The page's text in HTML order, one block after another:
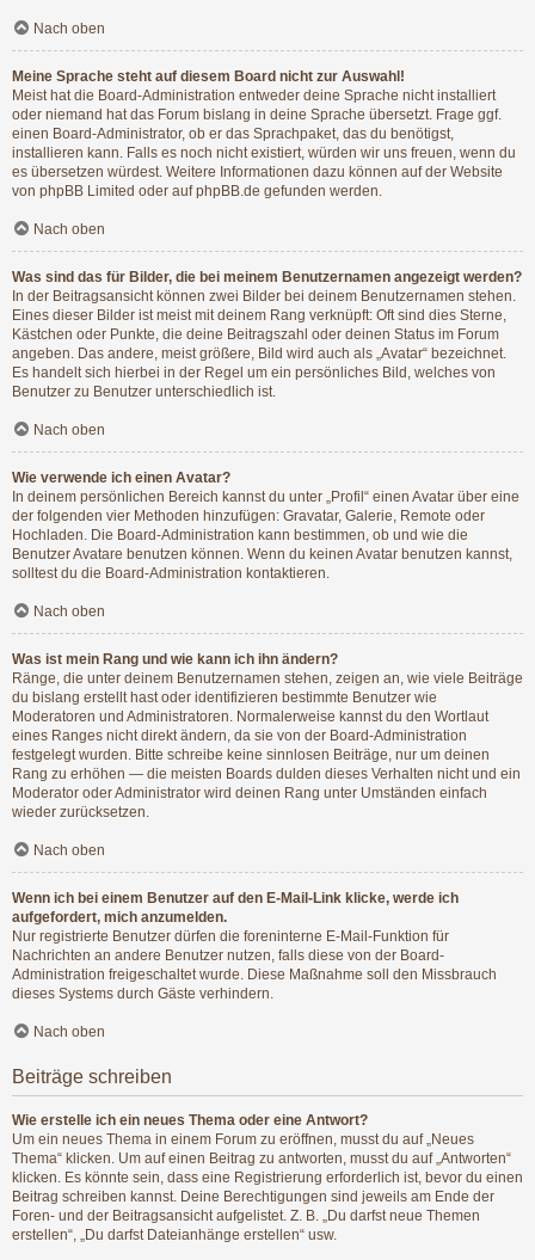
Nach oben
Meine Sprache steht auf diesem Board nicht zur Auswahl!
Meist hat die Board-Administration entweder deine Sprache nicht installiert
oder niemand hat das Forum bislang in deine Sprache übersetzt. Frage ggf.
einen Board-Administrator, ob er das Sprachpaket, das du benötigst,
installieren kann. Falls es noch nicht existiert, würden wir uns freuen, wenn du
es übersetzen würdest. Weitere Informationen dazu können auf der Website
von phpBB Limited oder aufphpBB.de gefunden werden.
Nach oben
Was sind das für Bilder, die bei meinem Benutzernamen angezeigt werden?
In der Beitragsansicht können zwei Bilder bei deinem Benutzernamen stehen.
Eines dieser Bilder ist meist mit deinem Rang verknüpft: Oft sind dies Sterne,
Kästchen oder Punkte, die deine Beitragszahl oder deinen Status im Forum
angeben. Das andere, meist größere, Bild wird auch als „Avatar“ bezeichnet.
Es handelt sich hierbei in der Regel um ein persönliches Bild, welches von
Benutzer zu Benutzer unterschiedlich ist.
Nach oben
Wie verwende ich einen Avatar?
In deinem persönlichen Bereich kannst du unter „Profil“ einen Avatar über eine
der folgenden vier Methoden hinzufügen: Gravatar, Galerie, Remote oder
Hochladen. Die Board-Administration kann bestimmen, ob und wie die
Benutzer Avatare benutzen können. Wenn du keinen Avatar benutzen kannst,
solltest du die Board-Administration kontaktieren.
Nach oben
Was ist mein Rang und wie kann ich ihn ändern?
Ränge, die unter deinem Benutzernamen stehen, zeigen an, wie viele Beiträge
du bislang erstellt hast oder identifizieren bestimmte Benutzer wie
Moderatoren und Administratoren. Normalerweise kannst du den Wortlaut
eines Ranges nicht direkt ändern, da sie von der Board-Administration
festgelegt wurden. Bitte schreibe keine sinnlosen Beiträge, nur um deinen
Rang zu erhöhen — die meisten Boards dulden dieses Verhalten nicht und ein
Moderator oder Administrator wird deinen Rang unter Umständen einfach
wieder zurücksetzen.
Nach oben
Wenn ich bei einem Benutzer auf den E-Mail-Link klicke, werde ich
aufgefordert, mich anzumelden.
Nur registrierte Benutzer dürfen die foreninterne E-Mail-Funktion für
Nachrichten an andere Benutzer nutzen, falls diese von der Board-
Administration freigeschaltet wurde. Diese Maßnahme soll den Missbrauch
dieses Systems durch Gäste verhindern.
Nach oben
Beiträge schreiben
Wie erstelle ich ein neues Thema oder eine Antwort?
Um ein neues Thema in einem Forum zu eröffnen, musst du auf „Neues
Thema“ klicken. Um auf einen Beitrag zu antworten, musst du auf „Antworten“
klicken. Es könnte sein, dass eine Registrierung erforderlich ist, bevor du einen
Beitrag schreiben kannst. Deine Berechtigungen sind jeweils am Ende der
Foren- und der Beitragsansicht aufgelistet. Z. B. „Du darfst neue Themen
erstellen“, „Du darfst Dateianhänge erstellen“ usw.